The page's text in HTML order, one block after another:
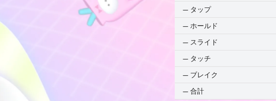
— タップ
— ホールド
— スライド
— タッチ
— ブレイク
— 合計